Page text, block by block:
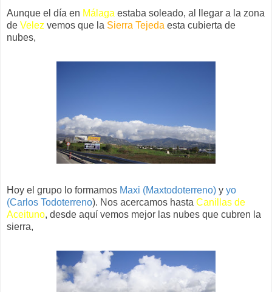
Aunque el día en Málaga estaba soleado, al llegar a la zona
de Velez vemos que la Sierra Tejeda esta cubierta de
nubes,
Hoy el grupo lo formamos Maxi (Maxtodoterreno) y yo
(Carlos Todoterreno). Nos acercamos hasta Canillas de
Aceituno, desde aquí vemos mejor las nubes que cubren la
sierra,